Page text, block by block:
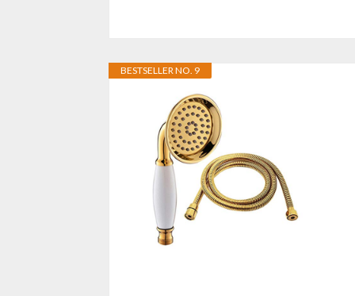
BESTSELLER NO. 9